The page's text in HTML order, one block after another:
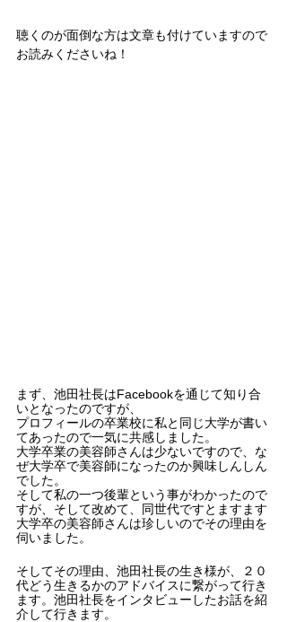
聴くのが面倒な方は文章も付けていますので
お読みくださいね！
まず、池田社長はFacebookを通じて知り合
いとなったのですが、
プロフィールの卒業校に私と同じ大学が書い
てあったので一気に共感しました。
大学卒業の美容師さんは少ないですので、な
ぜ大学卒で美容師になったのか興味しんしん
でした。
そして私の一つ後輩という事がわかったので
すが、そして改めて、同世代ですとますます
大学卒の美容師さんは珍しいのでその理由を
伺いました。
そしてその理由、池田社長の生き様が、２０
代どう生きるかのアドバイスに繋がって行き
ます。池田社長をインタビューしたお話を紹
介して行きます。